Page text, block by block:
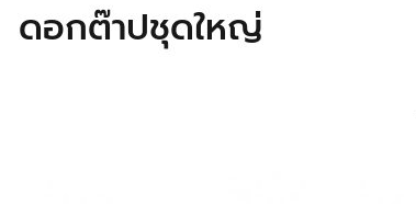
ดอกต๊าปชุดใหญ่